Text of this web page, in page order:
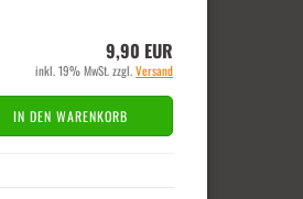
9,90 EUR
inkl. 19% MwSt. zzgl.Versand
IN DEN WARENKORB